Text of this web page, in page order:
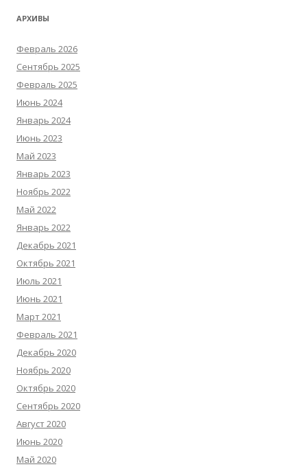
АРХИВЫ
Февраль 2026
Сентябрь 2025
Февраль 2025
Июнь 2024
Январь 2024
Июнь 2023
Май 2023
Январь 2023
Ноябрь 2022
Май 2022
Январь 2022
Декабрь 2021
Октябрь 2021
Июль 2021
Июнь 2021
Март 2021
Февраль 2021
Декабрь 2020
Ноябрь 2020
Октябрь 2020
Сентябрь 2020
Август 2020
Июнь 2020
Май 2020